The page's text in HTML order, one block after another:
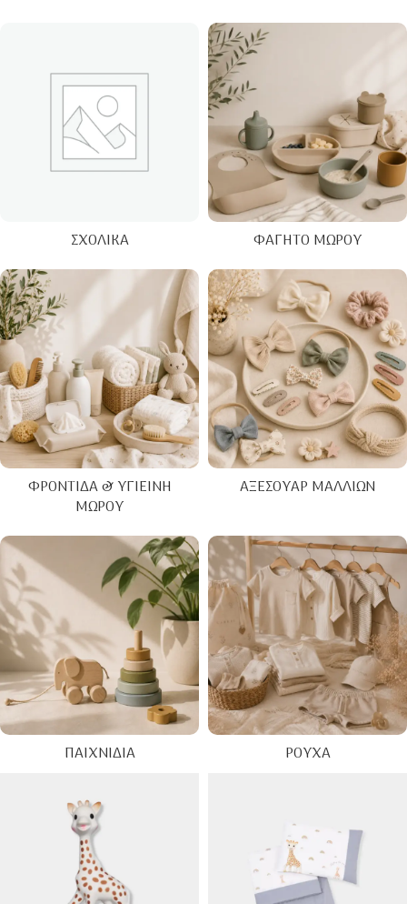
ΣΧΟΛΙΚΆ ΦΑΓΗΤΌ ΜΩΡΟΎ
ΦΡΟΝΤΊΔΑ & ΥΓΙΕΙΝΉ
ΜΩΡΟΎ
ΑΞΕΣΟΥΆΡ ΜΑΛΛΙΏΝ
ΠΑΙΧΝΊΔΙΑ ΡΟΎΧΑ